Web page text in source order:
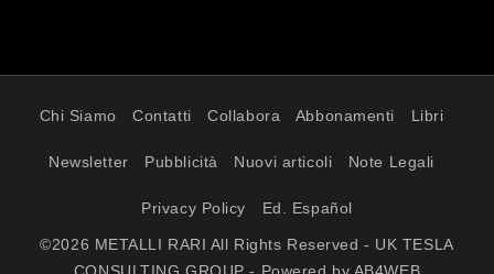
Chi Siamo Contatti Collabora Abbonamenti Libri
Newsletter Pubblicità Nuovi articoli Note Legali
Privacy Policy Ed. Español
©2026 METALLI RARI All Rights Reserved - UK TESLA